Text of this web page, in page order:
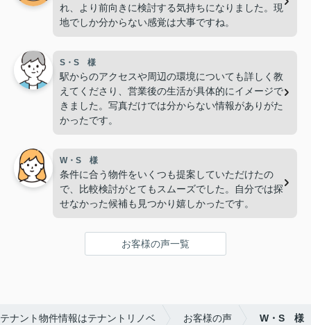
れ、より前向きに検討する気持ちになりました。現
地でしか分からない感覚は大事ですね。
S・S 様
駅からのアクセスや周辺の環境についても詳しく教
えてくださり、営業後の生活が具体的にイメージで
きました。写真だけでは分からない情報がありがた
かったです。
W・S 様
条件に合う物件をいくつも提案していただけたの
で、比較検討がとてもスムーズでした。自分では探
せなかった候補も見つかり嬉しかったです。
お客様の声一覧
ナント物件情報はテナントリノベ お客様の声 W・S 様